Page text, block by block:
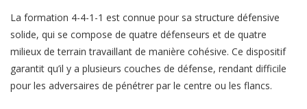
La formation 4-4-1-1 est connue pour sa structure défensive
solide, qui se compose de quatre défenseurs et de quatre
milieux de terrain travaillant de manière cohésive. Ce dispositif
garantit qu’il y a plusieurs couches de défense, rendant difficile
pour les adversaires de pénétrer par le centre ou les flancs.